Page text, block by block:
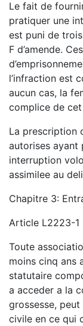
Le fait de
pratiquer une
est puni de
F d’amende.
l’infraction est
aucun cas, la
complice de
La prescription
autorises ayant
interruption
assimilee au
Chapitre 3:
Article L2223-1
Toute
moins cinq ans
statutaire
a acceder a la
grossesse,
civile en ce qui